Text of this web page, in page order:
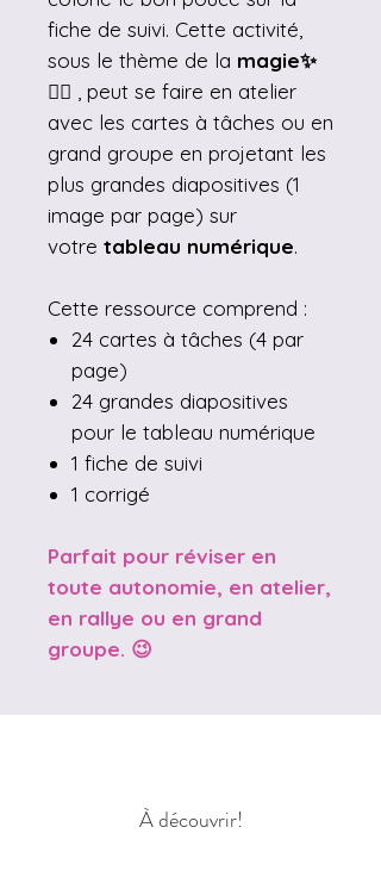
fiche de suivi. Cette activité,
sous le thème de la magie✨
🧙‍♂️ , peut se faire en atelier
avec les cartes à tâches ou en
grand groupe en projetant les
plus grandes diapositives (1
image par page) sur
votre tableau numérique.
Cette ressource comprend :
24 cartes à tâches (4 par
page)
24 grandes diapositives
pour le tableau numérique
1 fiche de suivi
1 corrigé
Parfait pour réviser en
toute autonomie, en atelier,
en rallye ou en grand
groupe. 😉
À découvrir!